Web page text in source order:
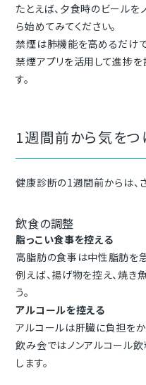
たとえば、夕食時のビールを
ら始めてみてください。
禁煙は肺機能を高めるだけで
禁煙アプリを活用して進捗
す。
1週間前から気をつ
健康診断の1週間前からは、
飲食の調整
脂っこい食事を控える
高脂肪の食事は中性脂肪を
例えば、揚げ物を控え、焼き
う。
アルコールを控える
アルコールは肝臓に負担をか
飲み会ではノンアルコール
します。